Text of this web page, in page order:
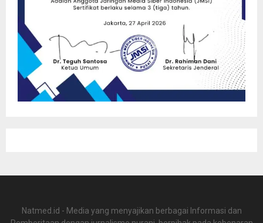
Natmed.id - Media yang menyajikan berbagai Informasi dan